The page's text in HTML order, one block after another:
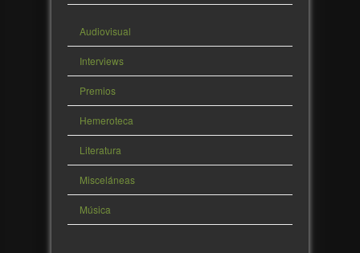
Audiovisual
Interviews
Premios
Hemeroteca
Literatura
Misceláneas
Música